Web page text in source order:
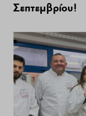
Σεπτεμβρίου!